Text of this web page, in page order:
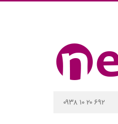
۰۹۳۸ ۱۰ ۲۰ ۶۹۲